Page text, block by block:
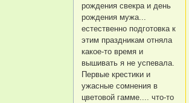
рождения свекра и день
рождения мужа...
естественно подготовка к
этим праздникам отняла
какое-то время и
вышивать я не успевала.
Первые крестики и
ужасные сомнения в
цветовой гамме.... что-то